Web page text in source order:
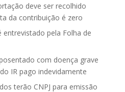
deve ser recolhido
da contribuição é zero
entrevistado pela Folha de
com doença grave
IR pago indevidamente
terão CNPJ para emissão